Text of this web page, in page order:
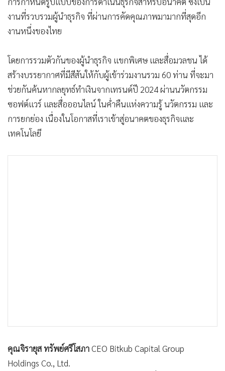
• News1
• Gotomanager
งานที่รวบรวมผู้นำธุรกิจ ที่ผ่านการคัดคุณภาพมามากที่สุดอีก
งานหนึ่งของไทย
โดยการรวมตัวกันของผู้นำธุรกิจ แขกพิเศษ และสื่อมวลชน ได้
สร้างบรรยากาศที่มีสีสันให้กับผู้เข้าร่วมงานรวม 60 ท่าน ที่จะมา
ช่วยกันค้นหากลยุทธ์ทำเงินจากเทรนด์ปี 2024 ผ่านนวัตกรรม
ซอฟต์แวร์ และสื่อออนไลน์ ในค่ำคืนแห่งความรู้ นวัตกรรม และ
การยกย่อง เนื่องในโอกาสที่เราเข้าสู่อนาคตของธุรกิจและ
เทคโนโลยี
คุณจิรายุส ทรัพย์ศรีโสภาCEO Bitkub Capital Group
Holdings Co., Ltd.